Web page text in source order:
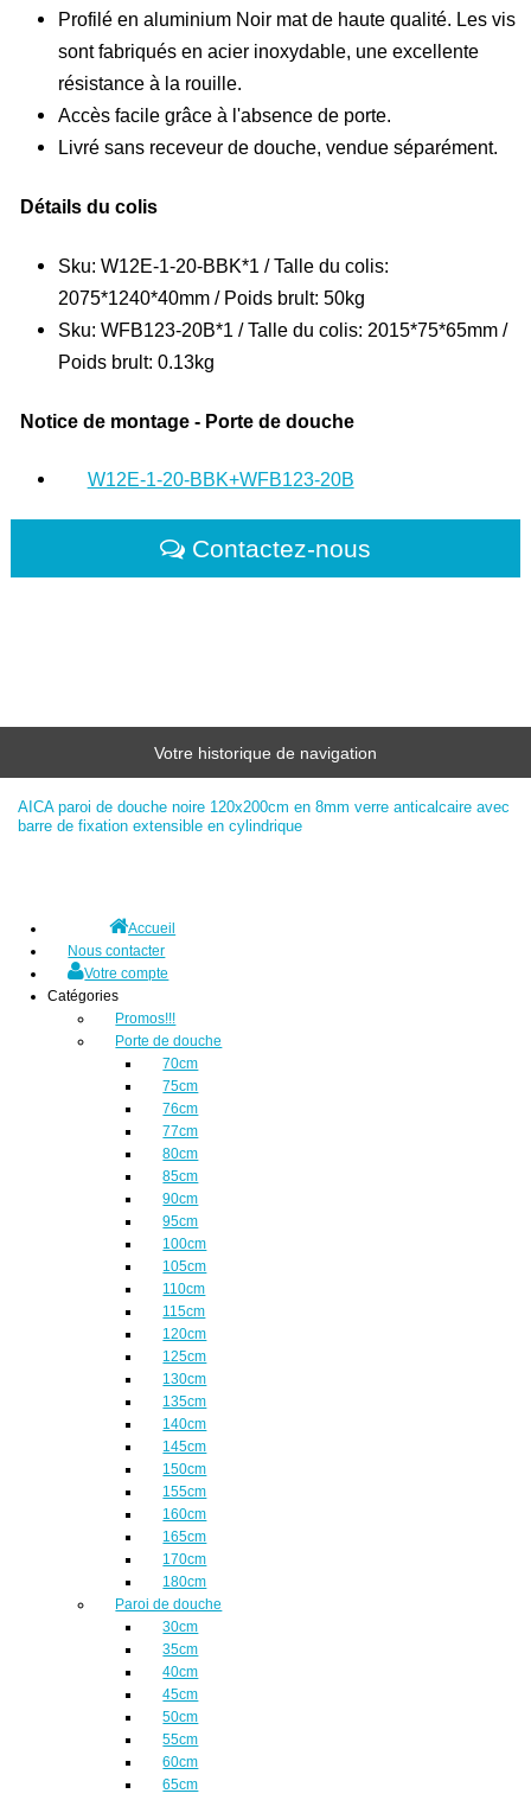
Profilé en aluminium Noir mat de haute qualité. Les vis
sont fabriqués en acier inoxydable, une excellente
résistance à la rouille.
Accès facile grâce à l'absence de porte.
Livré sans receveur de douche, vendue séparément.
Détails du colis
Sku: W12E-1-20-BBK*1 / Talle du colis:
2075*1240*40mm / Poids brult: 50kg
Sku: WFB123-20B*1 / Talle du colis: 2015*75*65mm /
Poids brult: 0.13kg
Notice de montage - Porte de douche
W12E-1-20-BBK+WFB123-20B
Contactez-nous
Votre historique de navigation
AICA paroi de douche noire 120x200cm en 8mm verre anticalcaire avec
barre de fixation extensible en cylindrique
Accueil
Nous contacter
Votre compte
Catégories
Promos!!!
Porte de douche
70cm
75cm
76cm
77cm
80cm
85cm
90cm
95cm
100cm
105cm
110cm
115cm
120cm
125cm
130cm
135cm
140cm
145cm
150cm
155cm
160cm
165cm
170cm
180cm
Paroi de douche
30cm
35cm
40cm
45cm
50cm
55cm
60cm
65cm